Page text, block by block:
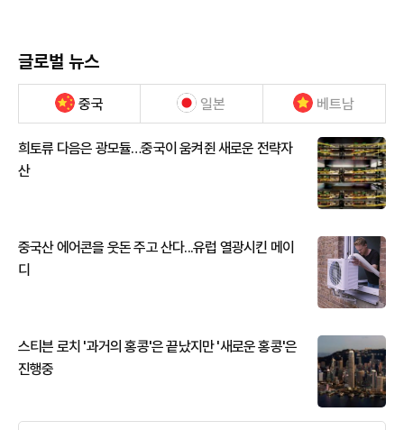
글로벌 뉴스
중국 일본 베트남
희토류 다음은 광모듈…중국이 움켜쥔 새로운 전략자
산
중국산 에어콘을 웃돈 주고 산다...유럽 열광시킨 메이
디
스티븐 로치 '과거의 홍콩'은 끝났지만 '새로운 홍콩'은
진행중